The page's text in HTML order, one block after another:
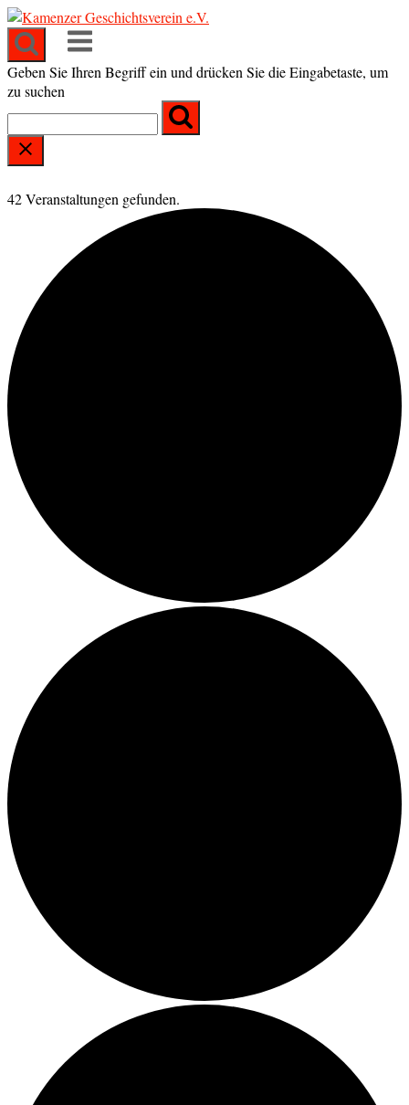
Skip
to
content
Menu
Geben Sie Ihren Begriff ein und drücken Sie die Eingabetaste, um
zu suchen
42 Veranstaltungen gefunden.